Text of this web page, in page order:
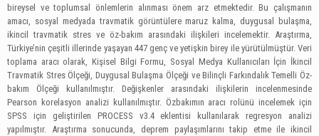
bireysel ve toplumsal önlemlerin alınması önem arz etmektedir. Bu çalışmanın
amacı, sosyal medyada travmatik görüntülere maruz kalma, duygusal bulaşma,
ikincil travmatik stres ve öz-bakım arasındaki ilişkileri incelemektir. Araştırma,
Türkiye’nin çeşitli illerinde yaşayan 447 genç ve yetişkin birey ile yürütülmüştür. Veri
toplama aracı olarak, Kişisel Bilgi Formu, Sosyal Medya Kullanıcıları İçin İkincil
Travmatik Stres Ölçeği, Duygusal Bulaşma Ölçeği ve Bilinçli Farkındalık Temelli Öz-
bakım Ölçeği kullanılmıştır. Değişkenler arasındaki ilişkilerin incelenmesinde
Pearson korelasyon analizi kullanılmıştır. Özbakımın aracı rolünü incelemek için
SPSS için geliştirilen PROCESS v3.4 eklentisi kullanılarak regresyon analizi
yapılmıştır. Araştırma sonucunda, deprem paylaşımlarını takip etme ile ikincil